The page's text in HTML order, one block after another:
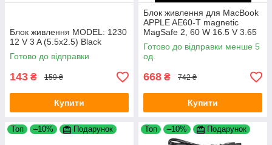
Блок живлення MODEL: 1230
12 V 3 A (5.5х2.5) Black
Готово до відправки
143 ₴ 159 ₴
Купити
Блок живлення для MacBook
APPLE AE60-T magnetic
MagSafe 2, 60 W 16.5 V 3.65
A (A1436)
Готово до відправки менше 5
од.
668 ₴ 742 ₴
Купити
Топ –10% Подарунок Топ –10% Подарунок